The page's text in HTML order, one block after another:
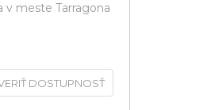
v meste Tarragona
DOSTUPNOSŤ